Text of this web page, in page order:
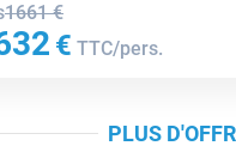
1661€
€ TTC/pers.
PLUS